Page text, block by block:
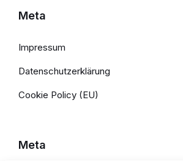
Meta
Impressum
Datenschutzerklärung
Cookie Policy (EU)
Meta